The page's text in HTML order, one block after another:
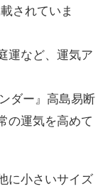
されていま
運など、運気ア
ダー』高島易断
の運気を高めて
に小さいサイズ